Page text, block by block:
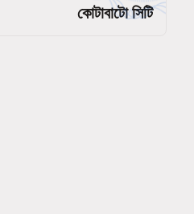
কোটাবাটো সিটি